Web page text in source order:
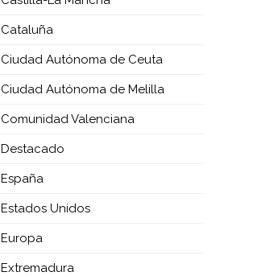
Cataluña
Ciudad Autónoma de Ceuta
Ciudad Autónoma de Melilla
Comunidad Valenciana
Destacado
España
Estados Unidos
Europa
Extremadura